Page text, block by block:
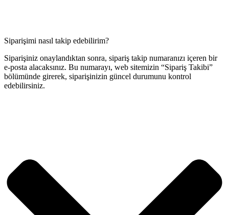
Siparişimi nasıl takip edebilirim?
Siparişiniz onaylandıktan sonra, sipariş takip numaranızı içeren bir
e-posta alacaksınız. Bu numarayı, web sitemizin “Sipariş Takibi”
bölümünde girerek, siparişinizin güncel durumunu kontrol
edebilirsiniz.